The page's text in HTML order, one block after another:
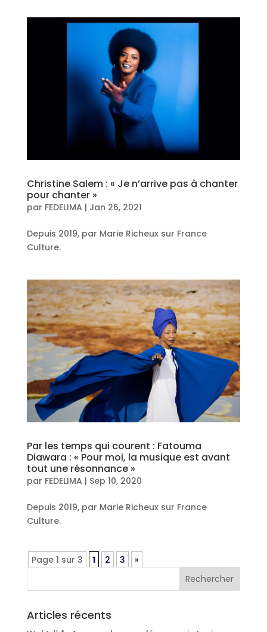
Christine Salem : « Je n’arrive pas à chanter
pour chanter »
par FEDELIMA | Jan 26, 2021
Depuis 2019, par Marie Richeux sur France
Culture.
Par les temps qui courent : Fatouma
Diawara : « Pour moi, la musique est avant
tout une résonnance »
par FEDELIMA | Sep 10, 2020
Depuis 2019, par Marie Richeux sur France
Culture.
Page 1 sur 3 1 2 3 »
Articles récents